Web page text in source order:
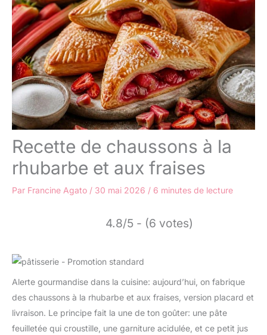
Recette de chaussons à la
rhubarbe et aux fraises
Par Francine Agato / 30 mai 2026 / 6 minutes de lecture
4.8/5 - (6 votes)
Alerte gourmandise dans la cuisine: aujourd’hui, on fabrique
des chaussons à la rhubarbe et aux fraises, version placard et
livraison. Le principe fait la une de ton goûter: une pâte
feuilletée qui croustille, une garniture acidulée, et ce petit jus